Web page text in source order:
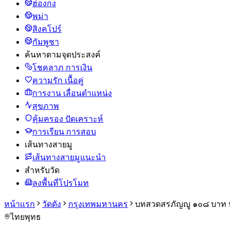
ฮ่องกง
พม่า
สิงคโปร์
กัมพูชา
ค้นหาตามจุดประสงค์
โชคลาภ การเงิน
ความรัก เนื้อคู่
การงาน เลื่อนตำแหน่ง
สุขภาพ
คุ้มครอง ปัดเคราะห์
การเรียน การสอบ
เส้นทางสายมู
เส้นทางสายมูแนะนำ
สำหรับวัด
ลงพื้นที่โปรโมท
หน้าแรก วัดดัง กรุงเทพมหานคร
บทสวดสรภัญญู ๑๐๘ บาท
ไทยพุทธ